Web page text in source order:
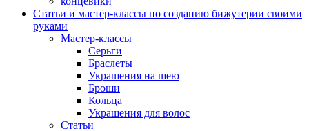
Статьи и мастер-классы по созданию бижутерии своими
руками
Мастер-классы
Серьги
Браслеты
Украшения на шею
Броши
Кольца
Украшения для волос
Статьи